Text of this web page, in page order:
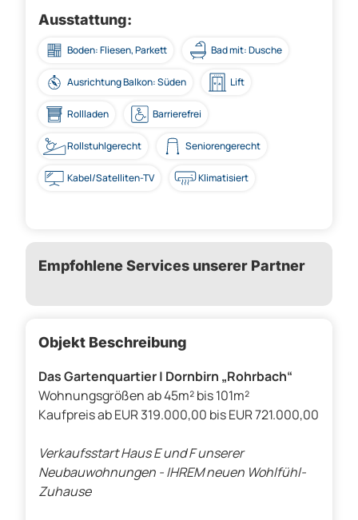
Ausstattung:
Boden: Fliesen, Parkett Bad mit: Dusche
Ausrichtung Balkon: Süden Lift
Rollladen Barrierefrei
Rollstuhlgerecht Seniorengerecht
Kabel/Satelliten-TV Klimatisiert
Empfohlene Services unserer Partner
Objekt Beschreibung
Das Gartenquartier | Dornbirn „Rohrbach“
Wohnungsgrößen ab 45m² bis 101m²
Kaufpreis ab EUR 319.000,00 bis EUR 721.000,00
Verkaufsstart Haus E und F unserer
Neubauwohnungen - IHREM neuen Wohlfühl-
Zuhause